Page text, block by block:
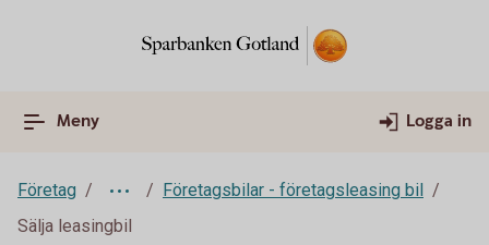
Meny Logga in
Företag
Företagsbilar - företagsleasing bil
Sälja leasingbil